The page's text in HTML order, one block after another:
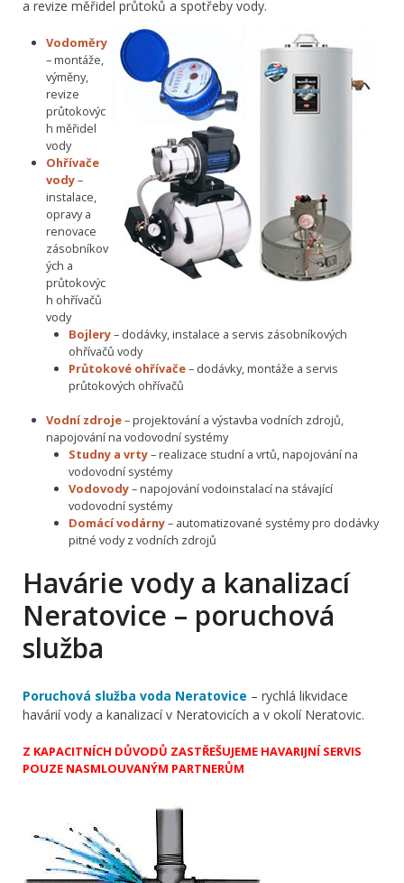
a revize měřidel průtoků a spotřeby vody.
Vodoměry
– montáže,
výměny,
revize
průtokovýc
h měřidel
vody
Ohřívače
vody–
instalace,
opravy a
renovace
zásobníkov
ých a
průtokovýc
h ohřívačů
vody
Bojlery– dodávky, instalace a servis zásobníkových
ohřívačů vody
Průtokové ohřívače– dodávky, montáže a servis
průtokových ohřívačů
Vodní zdroje– projektování a výstavba vodních zdrojů,
napojování na vodovodní systémy
Studny a vrty– realizace studní a vrtů, napojování na
vodovodní systémy
Vodovody– napojování vodoinstalací na stávající
vodovodní systémy
Domácí vodárny– automatizované systémy pro dodávky
pitné vody z vodních zdrojů
Havárie vody a kanalizací
Neratovice – poruchová
služba
Poruchová služba voda Neratovice – rychlá likvidace
havárií vody a kanalizací v Neratovicích a v okolí Neratovic.
Z KAPACITNÍCH DŮVODŮ ZASTŘEŠUJEME HAVARIJNÍ SERVIS
POUZE NASMLOUVANÝM PARTNERŮM